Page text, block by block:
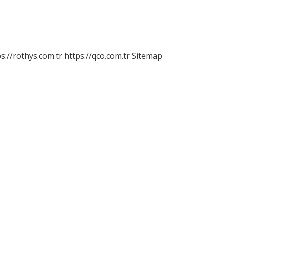
rothys.com.tr https://qco.com.trSitemap